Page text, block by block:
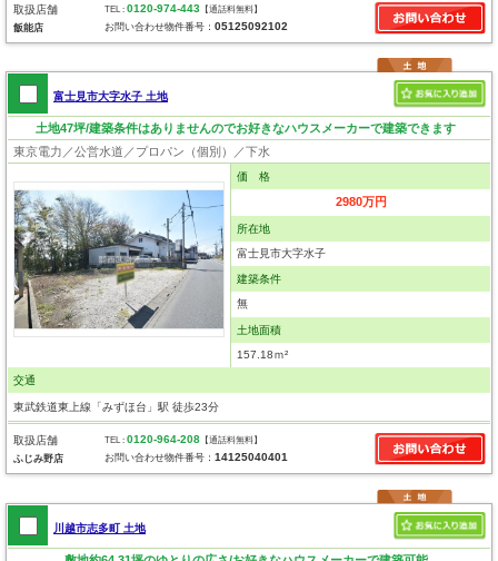
取扱店舗
飯能店
TEL :0120-974-443 【通話料無料】
お問い合わせ物件番号：05125092102
富士見市大字水子 土地
土地47坪/建築条件はありませんのでお好きなハウスメーカーで建築できます
東京電力／公営水道／プロパン（個別）／下水
価 格
2980万円
所在地
富士見市大字水子
建築条件
無
土地面積
157.18ｍ²
交通
東武鉄道東上線「みずほ台」駅 徒歩23分
取扱店舗
ふじみ野店
TEL :0120-964-208 【通話料無料】
お問い合わせ物件番号：14125040401
川越市志多町 土地